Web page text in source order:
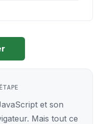
et son
Mais tout ce